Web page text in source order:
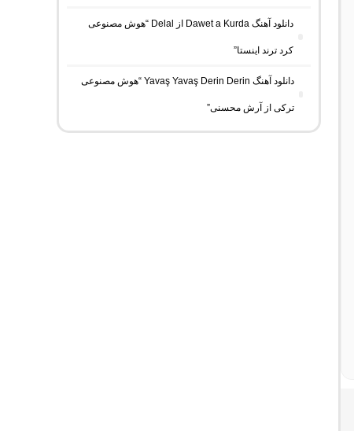
دانلود آهنگ Dawet a Kurda از Delal “هوش مصنوعی
کرد ترند اینستا”
دانلود آهنگ Yavaş Yavaş Derin Derin “هوش مصنوعی
ترکی از آرش محسنی”